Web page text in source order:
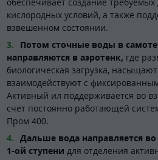
кислородных условий, а также
взвешенном состоянии.
Потом сточные воды в
направляются в аэротенк, где
биологическая загрузка,
взаимодействуют с
Активный ил поддерживается во
счет постоянно работающей
Пром 400.
Дальше вода направляется
1-ой ступени для отделения